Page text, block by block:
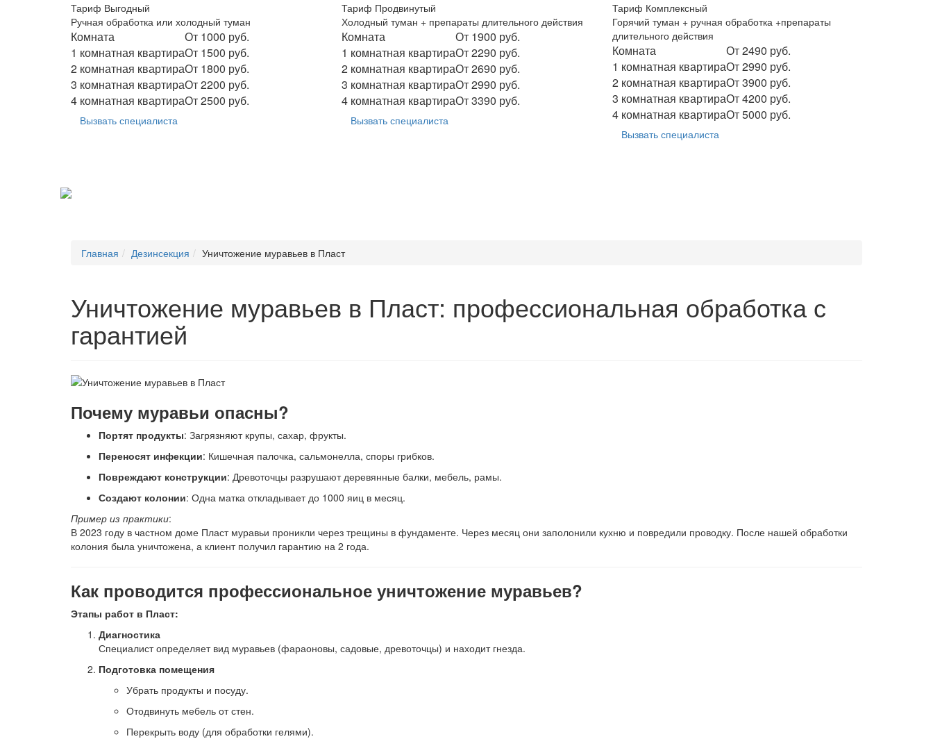
Тариф Выгодный
Ручная обработка или холодный туман
Комната
От 1000 руб.
1 комнатная квартираОт 1500 руб.
2 комнатная квартираОт 1800 руб.
3 комнатная квартираОт 2200 руб.
4 комнатная квартираОт 2500 руб.
Вызвать специалиста
Тариф Продвинутый
Холодный туман + препараты длительного действия
Комната
От 1900 руб.
1 комнатная квартираОт 2290 руб.
2 комнатная квартираОт 2690 руб.
3 комнатная квартираОт 2990 руб.
4 комнатная квартираОт 3390 руб.
Вызвать специалиста
Тариф Комплексный
Горячий туман + ручная обработка +препараты
длительного действия
Комната
От 2490 руб.
1 комнатная квартираОт 2990 руб.
2 комнатная квартираОт 3900 руб.
3 комнатная квартираОт 4200 руб.
4 комнатная квартираОт 5000 руб.
Вызвать специалиста
Главная Дезинсекция Уничтожение муравьев в Пласт
Уничтожение муравьев в Пласт: профессиональная обработка с
гарантией
Почему муравьи опасны?
Портят продукты: Загрязняют крупы, сахар, фрукты.
Переносят инфекции: Кишечная палочка, сальмонелла, споры грибков.
Повреждают конструкции: Древоточцы разрушают деревянные балки, мебель, рамы.
Создают колонии: Одна матка откладывает до 1000 яиц в месяц.
Пример из практики:
В 2023 году в частном доме Пласт муравьи проникли через трещины в фундаменте. Через месяц они заполонили кухню и повредили проводку. После нашей обработки
колония была уничтожена, а клиент получил гарантию на 2 года.
Как проводится профессиональное уничтожение муравьев?
Этапы работ в Пласт:
Диагностика
Специалист определяет вид муравьев (фараоновы, садовые, древоточцы) и находит гнезда.
Подготовка помещения
Убрать продукты и посуду.
Отодвинуть мебель от стен.
Перекрыть воду (для обработки гелями).